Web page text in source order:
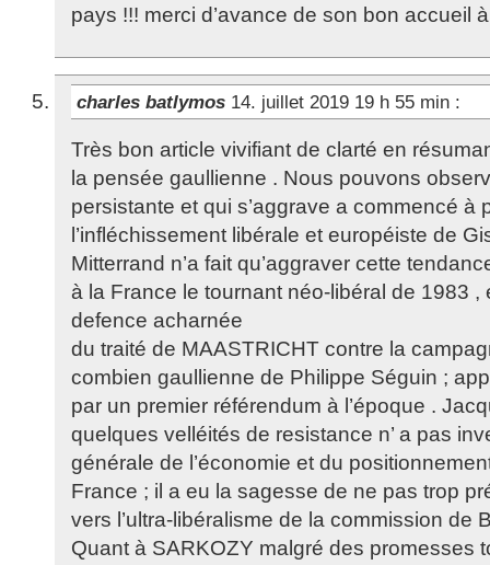
pays !!! merci d’avance de son bon accueil
charles batlymos 14. juillet 2019 19 h 55 min :
Très bon article vivifiant de clarté en
la pensée gaullienne . Nous pouvons
persistante et qui s’aggrave a commencé à
l’infléchissement libérale et européiste de
Mitterrand n’a fait qu’aggraver cette
à la France le tournant néo-libéral de 1983 ,
defence acharnée
du traité de MAASTRICHT contre la
combien gaullienne de Philippe Séguin ;
par un premier référendum à l’époque .
quelques velléités de resistance n’ a pas
générale de l’économie et du
France ; il a eu la sagesse de ne pas trop
vers l’ultra-libéralisme de la commission de
Quant à SARKOZY malgré des promesses